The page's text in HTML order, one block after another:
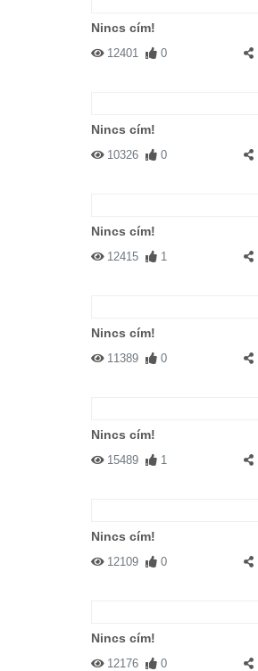
Nincs cím!
12401 0
Nincs cím!
10326 0
Nincs cím!
12415 1
Nincs cím!
11389 0
Nincs cím!
15489 1
Nincs cím!
12109 0
Nincs cím!
12176 0